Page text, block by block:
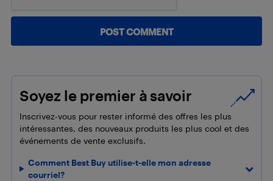
Soyez le premier à savoir
Inscrivez-vous pour rester informé des offres les plus
intéressantes, des nouveaux produits les plus cool et des
événements de vente exclusifs.
Comment Best Buy utilise-t-elle mon adresse
courriel?